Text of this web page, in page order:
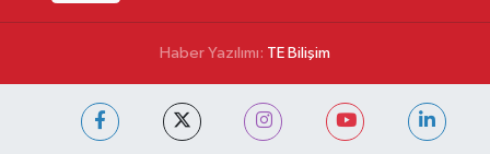
Haber Yazılımı: TE Bilişim